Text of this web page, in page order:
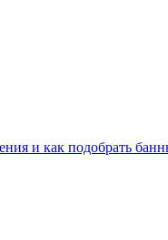
и как подобрать